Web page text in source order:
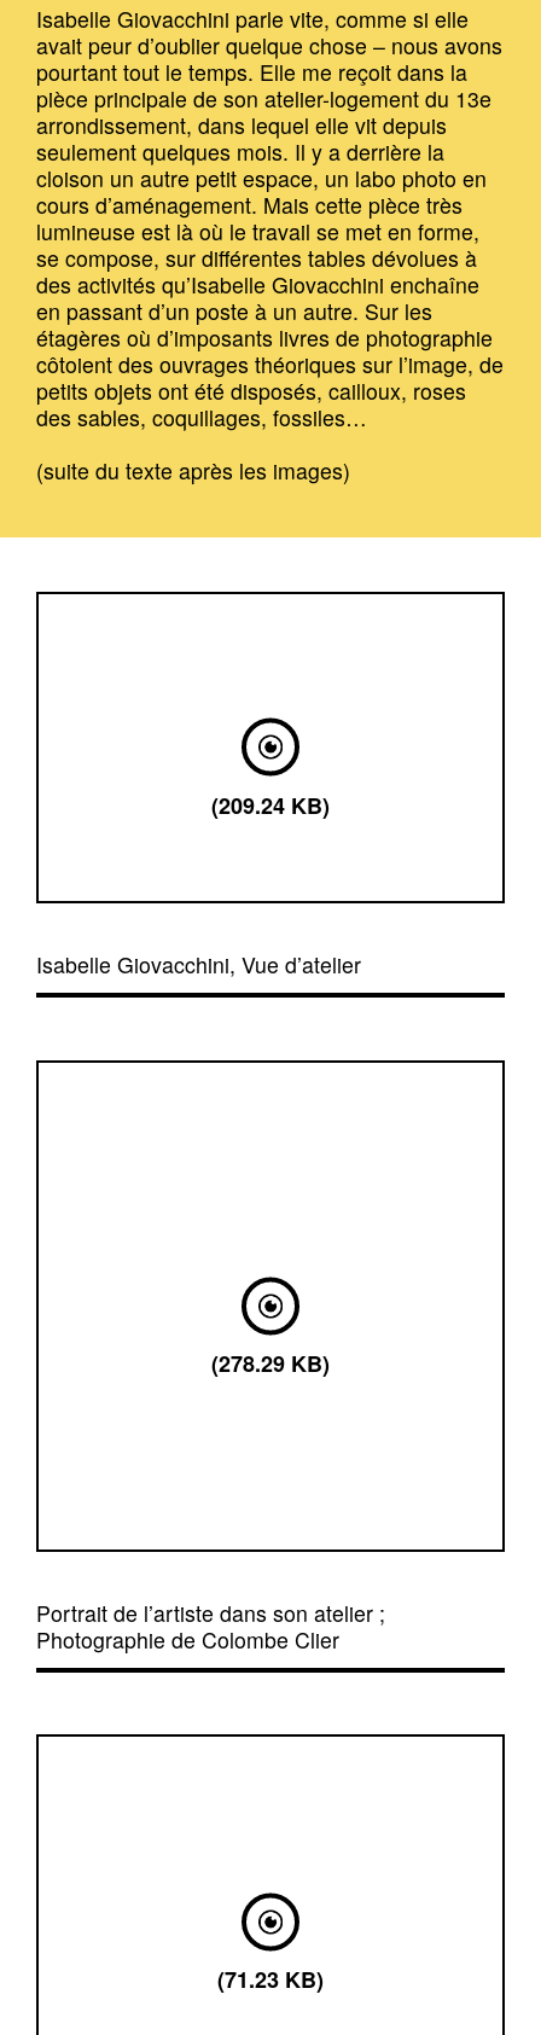
Isabelle Giovacchini parle vite, comme si elle
avait peur d’oublier quelque chose – nous avons
pourtant tout le temps. Elle me reçoit dans la
pièce principale de son atelier-logement du 13e
arrondissement, dans lequel elle vit depuis
seulement quelques mois. Il y a derrière la
cloison un autre petit espace, un labo photo en
cours d’aménagement. Mais cette pièce très
lumineuse est là où le travail se met en forme,
se compose, sur différentes tables dévolues à
des activités qu’Isabelle Giovacchini enchaîne
en passant d’un poste à un autre. Sur les
étagères où d’imposants livres de photographie
côtoient des ouvrages théoriques sur l’image, de
petits objets ont été disposés, cailloux, roses
des sables, coquillages, fossiles…
(suite du texte après les images)
(209.24 KB)
Isabelle Giovacchini, Vue d’atelier
(278.29 KB)
Portrait de l’artiste dans son atelier ;
Photographie de Colombe Clier
(71.23 KB)